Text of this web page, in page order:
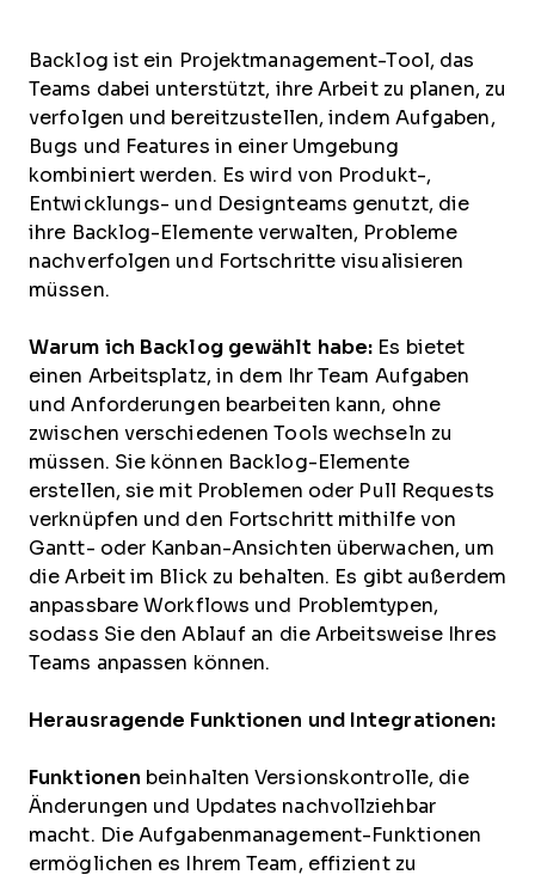
Backlog ist ein Projektmanagement-Tool, das
Teams dabei unterstützt, ihre Arbeit zu planen, zu
verfolgen und bereitzustellen, indem Aufgaben,
Bugs und Features in einer Umgebung
kombiniert werden. Es wird von Produkt-,
Entwicklungs- und Designteams genutzt, die
ihre Backlog-Elemente verwalten, Probleme
nachverfolgen und Fortschritte visualisieren
müssen.
Warum ich Backlog gewählt habe: Es bietet
einen Arbeitsplatz, in dem Ihr Team Aufgaben
und Anforderungen bearbeiten kann, ohne
zwischen verschiedenen Tools wechseln zu
müssen. Sie können Backlog-Elemente
erstellen, sie mit Problemen oder Pull Requests
verknüpfen und den Fortschritt mithilfe von
Gantt- oder Kanban-Ansichten überwachen, um
die Arbeit im Blick zu behalten. Es gibt außerdem
anpassbare Workflows und Problemtypen,
sodass Sie den Ablauf an die Arbeitsweise Ihres
Teams anpassen können.
Herausragende Funktionen und Integrationen:
Funktionen beinhalten Versionskontrolle, die
Änderungen und Updates nachvollziehbar
macht. Die Aufgabenmanagement-Funktionen
ermöglichen es Ihrem Team, effizient zu